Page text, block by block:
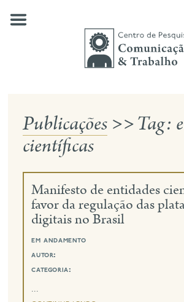
quem somos
notícias
eventos
Publicações >>Tag:
científicas
Manifesto de entidades
favor da regulação das
digitais no Brasil
em andamento
autor:
categoria:
...